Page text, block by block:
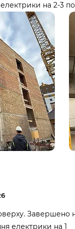
на 2-3
Завершено
електрики на 1